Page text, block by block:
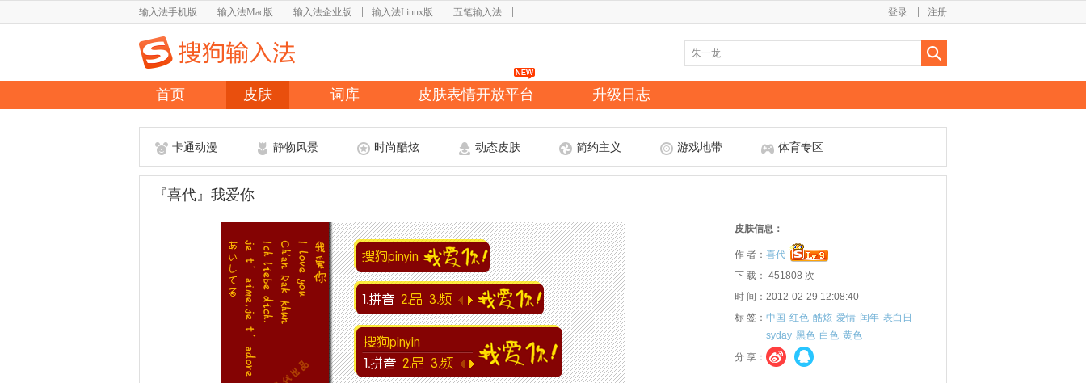
输入法手机版 输入法Mac版 输入法企业版 输入法Linux版 五笔输入法 注册
登录
首页 皮肤 词库 皮肤表情开放平台 升级日志
卡通动漫 静物风景 时尚酷炫 动态皮肤 简约主义 游戏地带 体育专区
『喜代』我爱你
皮肤信息：
作 者： 喜代
下 载： 451808 次
时 间：2012-02-29 12:08:40
标 签： 中国 红色 酷炫 爱情 闰年 表白日
syday 黑色 白色 黄色
分 享：